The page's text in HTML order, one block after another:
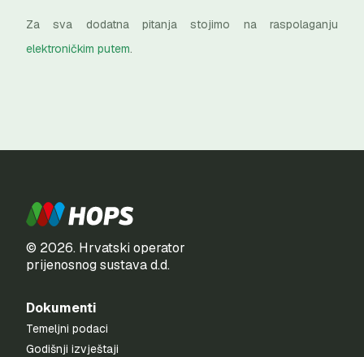
Za sva dodatna pitanja stojimo na raspolaganju
elektroničkim putem.
© 2026. Hrvatski operator
prijenosnog sustava d.d.
Dokumenti
Temeljni podaci
Godišnji izvještaji